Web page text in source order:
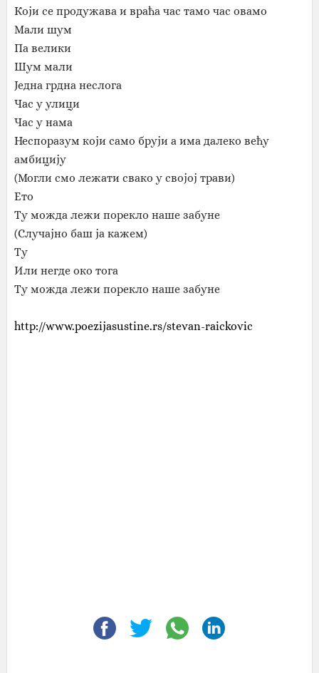
Који се продужава и враћа час тамо час овамо
Мали шум
Па велики
Шум мали
Једна грдна неслога
Час у улици
Час у нама
Неспоразум који само бруји а има далеко већу
амбицију
(Могли смо лежати свако у својој трави)
Ето
Ту можда лежи порекло наше забуне
(Случајно баш ја кажем)
Ту
Или негде око тога
Ту можда лежи порекло наше забуне
http://www.poezijasustine.rs/stevan-raickovic